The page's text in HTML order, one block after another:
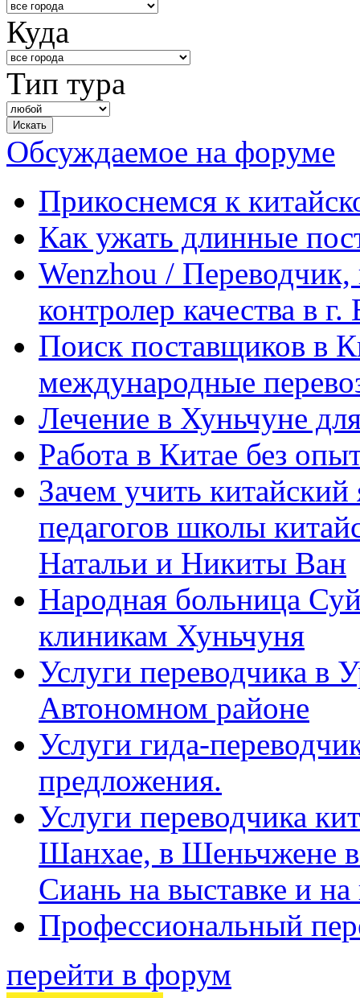
Куда
Тип тура
Обсуждаемое на форуме
Прикоснемся к
Как ужать длинные
Wenzhou / Переводчик,
контролер качества в
Поиск поставщиков в
международные
Лечение в Хуньчуне
Работа в Китае без
Зачем учить
педагогов школы
Натальи и Никиты Ван
Народная больница
клиникам Хуньчуня
Услуги переводчика в
Автономном районе
Услуги гида-
предложения.
Услуги переводчика
Шанхае, в Шеньчжене
Сиань на выставке и
Профессиональный
перейти в форум